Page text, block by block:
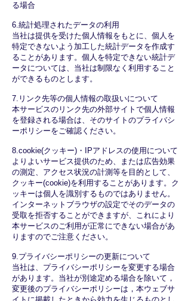
る場合
6.統計処理されたデータの利用
当社は提供を受けた個人情報をもとに、個人を
特定できないよう加工した統計データを作成す
ることがあります。個人を特定できない統計デ
ータについては、当社は制限なく利用すること
ができるものとします。
7.リンク先等の個人情報の取扱いについて
本サービスのリンク先の外部サイトで個人情報
を登録される場合は、そのサイトのプライバシ
ーポリシーをご確認ください。
8.cookie(クッキー)・IPアドレスの使用について
よりよいサービス提供のため、または広告効果
の測定、アクセス状況の計測等を目的として、
クッキー(cookie)を利用することがあります。ク
ッキーは個人を識別するものではありません。
インターネットブラウザの設定でそのデータの
受取を拒否することができますが、これにより
本サービスのご利用が正常にできない場合があ
りますのでご注意ください。
9.プライバシーポリシーの更新について
当社は、プライバシーポリシーを変更する場合
があります。当社が別途定める場合を除いて，
変更後のプライバシーポリシーは，本ウェブサ